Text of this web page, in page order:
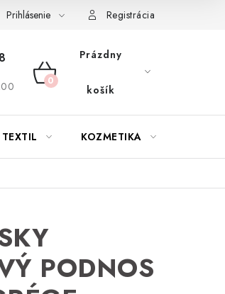
poriadok Pravidlá zliav a akcií
Prihlásenie Registrácia
NÁKUPNÝ
Prázdny
košík
TEXTIL KOZMETIKA
PODNOS